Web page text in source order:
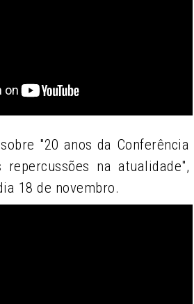
"20 anos da Conferência
na atualidade",
18 de novembro.